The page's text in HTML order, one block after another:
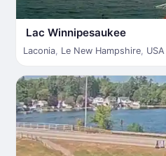
Lac Winnipesaukee
Laconia, Le New Hampshire, USA